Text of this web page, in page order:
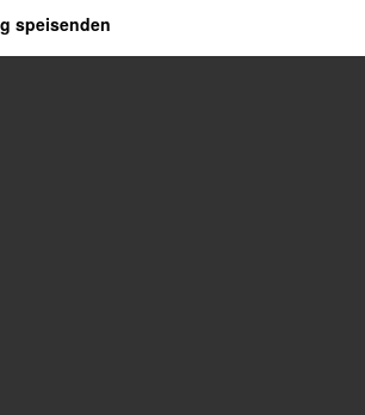
speisenden